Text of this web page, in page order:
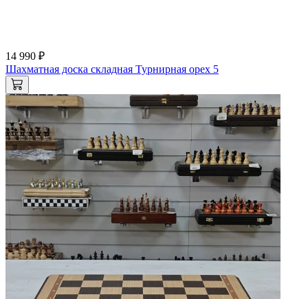
14 990 ₽
Шахматная доска складная Турнирная орех 5